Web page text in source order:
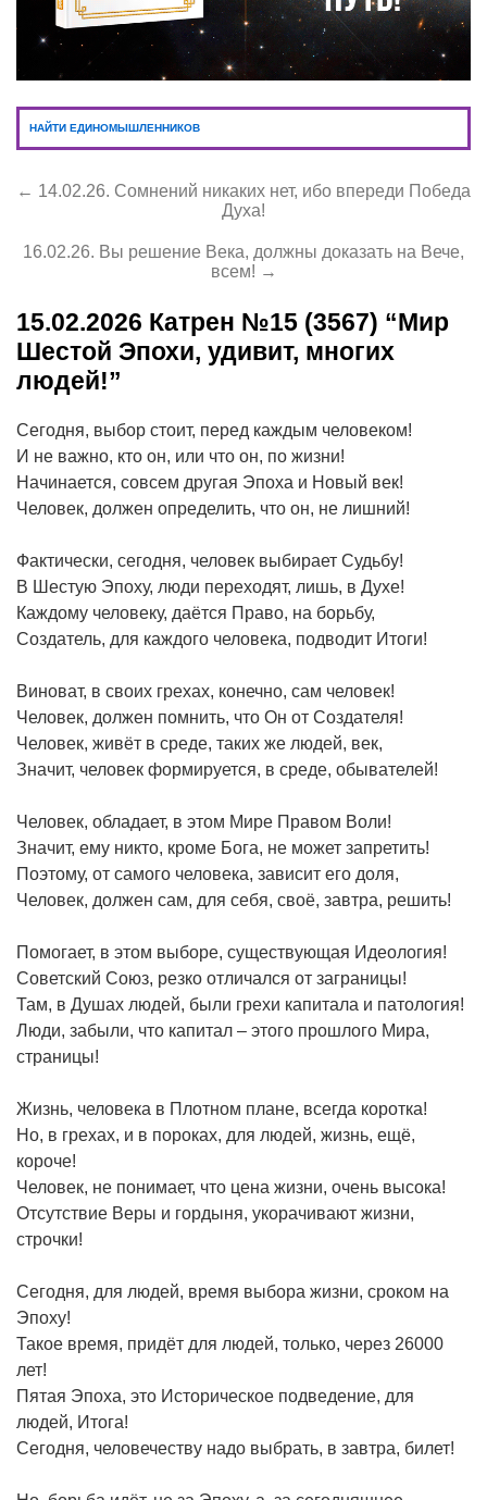
НАЙТИ ЕДИНОМЫШЛЕННИКОВ
← 14.02.26. Сомнений никаких нет, ибо впереди Победа
Духа!
16.02.26. Вы решение Века, должны доказать на Вече,
всем! →
15.02.2026 Катрен №15 (3567) “Мир
Шестой Эпохи, удивит, многих
людей!”
Сегодня, выбор стоит, перед каждым человеком!
И не важно, кто он, или что он, по жизни!
Начинается, совсем другая Эпоха и Новый век!
Человек, должен определить, что он, не лишний!
Фактически, сегодня, человек выбирает Судьбу!
В Шестую Эпоху, люди переходят, лишь, в Духе!
Каждому человеку, даётся Право, на борьбу,
Создатель, для каждого человека, подводит Итоги!
Виноват, в своих грехах, конечно, сам человек!
Человек, должен помнить, что Он от Создателя!
Человек, живёт в среде, таких же людей, век,
Значит, человек формируется, в среде, обывателей!
Человек, обладает, в этом Мире Правом Воли!
Значит, ему никто, кроме Бога, не может запретить!
Поэтому, от самого человека, зависит его доля,
Человек, должен сам, для себя, своё, завтра, решить!
Помогает, в этом выборе, существующая Идеология!
Советский Союз, резко отличался от заграницы!
Там, в Душах людей, были грехи капитала и патология!
Люди, забыли, что капитал – этого прошлого Мира,
страницы!
Жизнь, человека в Плотном плане, всегда коротка!
Но, в грехах, и в пороках, для людей, жизнь, ещё,
короче!
Человек, не понимает, что цена жизни, очень высока!
Отсутствие Веры и гордыня, укорачивают жизни,
строчки!
Сегодня, для людей, время выбора жизни, сроком на
Эпоху!
Такое время, придёт для людей, только, через 26000
лет!
Пятая Эпоха, это Историческое подведение, для
людей, Итога!
Сегодня, человечеству надо выбрать, в завтра, билет!